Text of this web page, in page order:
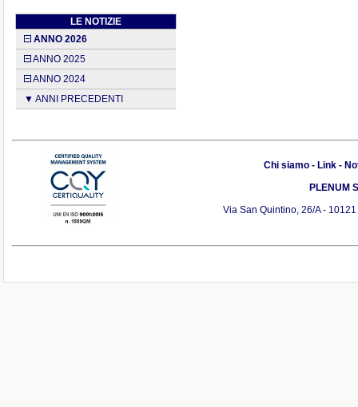
LE NOTIZIE
ANNO 2026
ANNO 2025
ANNO 2024
▼ ANNI PRECEDENTI
Chi siamo - Link -
PLENUM
Via San Quintino, 26/A -